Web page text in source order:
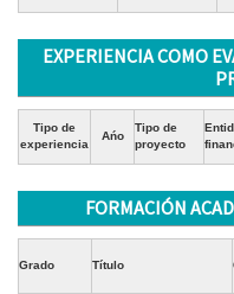
EXPERIENCIA COMO
Tipo de
experiencia
Ańo
Tipo de
proyecto
FORMACIÓN
Grado Título